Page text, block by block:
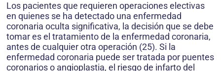
Los pacientes que requieren operaciones electivas
en quienes se ha detectado una enfermedad
coronaria oculta significativa, la decisión que se debe
tomar es el tratamiento de la enfermedad coronaria,
antes de cualquier otra operación (25). Si la
enfermedad coronaria puede ser tratada por puentes
coronarios o angioplastia, el riesgo de infarto del